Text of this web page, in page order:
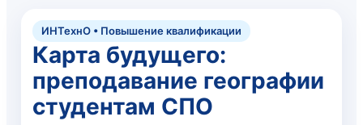
ИНТехнО • Повышение квалификации
Карта будущего:
преподавание географии
студентам СПО